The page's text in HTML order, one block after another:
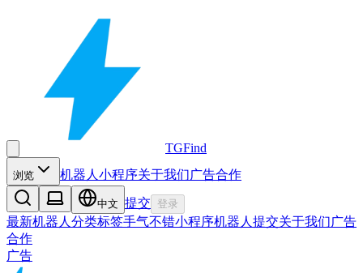
TGFind
浏览 机器人 小程序关于我们广告合作
中文 提交 登录
最新机器人 分类标签手气不错小程序机器人 提交关于我们广告
合作
广告